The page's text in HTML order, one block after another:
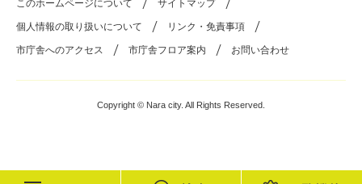
このホームページについて サイトマップ
個人情報の取り扱いについて リンク・免責事項
市庁舎へのアクセス 市庁舎フロア案内 お問い合わせ
Copyright © Nara city. All Rights Reserved.